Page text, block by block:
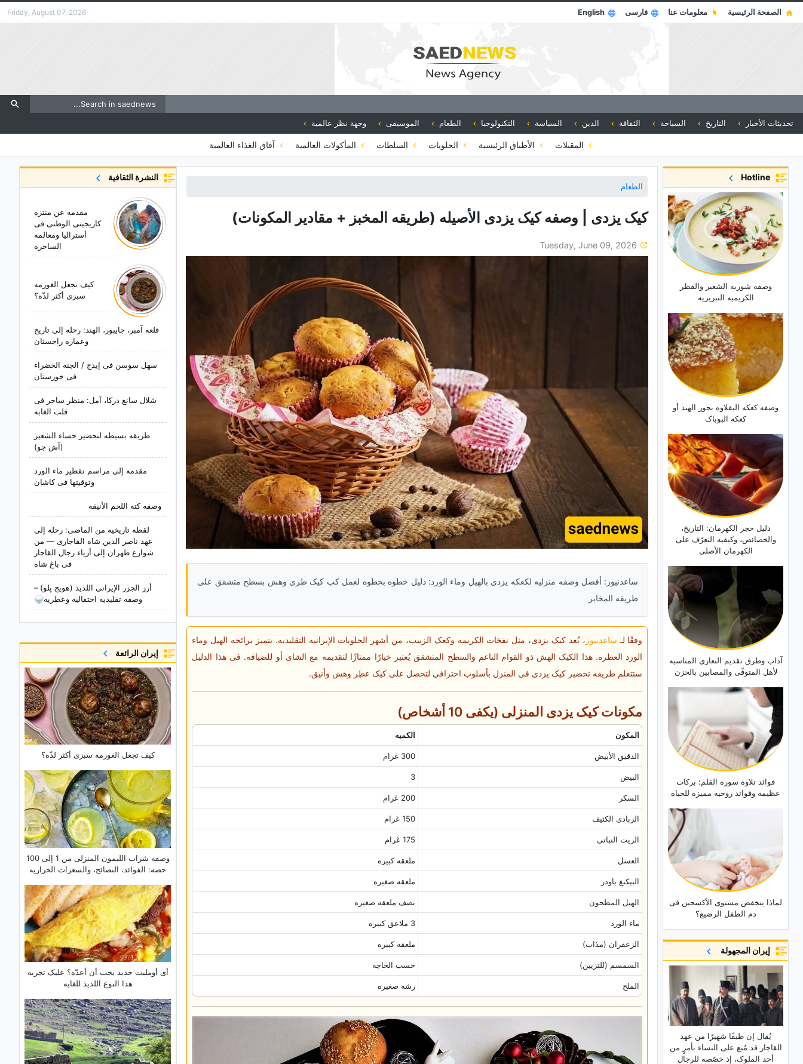
الصفحة الرئيسية معلومات عنا فارسی English
Friday, August 07, 2026
تحديثات الأخبار التاريخ السياحة الثقافة الدين السياسة التكنولوجيا الطعام الموسيقى وجهة نظر عالمية
المقبلات الأطباق الرئيسية الحلويات السلطات المأكولات العالمية آفاق الغذاء العالمية
الطعام
کیک یزدی | وصفه کیک یزدی الأصیله (طریقه المخبز + مقادیر المکونات)
ساعدنیوز: أفضل وصفه منزلیه لکعکه یزدی بالهیل وماء الورد: دلیل خطوه بخطوه لعمل کب کیک طری وهش بسطح متشقق على
طریقه المخابز
وفقًا لـ ساعدنیوز ، یُعد کیک یزدی، مثل نفخات الکریمه وکعک الزبیب، من أشهر الحلویات الإیرانیه التقلیدیه. یتمیز برائحه الهیل وماء
الورد العطره. هذا الکیک الهش ذو القوام الناعم والسطح المتشقق یُعتبر خیارًا ممتازًا لتقدیمه مع الشای أو للضیافه. فی هذا الدلیل
ستتعلم طریقه تحضیر کیک یزدی فی المنزل بأسلوب احترافی لتحصل على کیک عطِر وهش وأنیق.
مکونات کیک یزدی المنزلی (یکفی 10 أشخاص)
المکون الکمیه
الدقیق الأبیض 300 غرام
البیض 3
السکر 200 غرام
الزبادی الکثیف 150 غرام
الزیت النباتی 175 غرام
العسل ملعقه کبیره
البیکنغ باودر ملعقه صغیره
الهیل المطحون نصف ملعقه صغیره
ماء الورد 3 ملاعق کبیره
الزعفران (مذاب) ملعقه کبیره
السمسم (للتزیین) حسب الحاجه
الملح رشه صغیره
النشرة الثقافية
مقدمه عن منتزه
کاریجینی الوطنی فی
أسترالیا ومعالمه
الساحره
کیف تجعل الغورمه
سبزی أکثر لذّه؟
قلعه آمبر، جایبور، الهند: رحله إلى تاریخ
وعماره راجستان
سهل سوسن فی إیذج / الجنه الخضراء
فی خوزستان
شلال سانغ درکا، آمل: منظر ساحر فی
قلب الغابه
طریقه بسیطه لتحضیر حساء الشعیر
(آش جو)
مقدمه إلى مراسم تقطیر ماء الورد
وتوقیتها فی کاشان
وصفه کته اللحم الأنیقه
لقطه تاریخیه من الماضی: رحله إلى
عهد ناصر الدین شاه القاجاری — من
شوارع طهران إلى أزیاء رجال القاجار
فی باغ شاه
أرز الجزر الإیرانی اللذیذ (هویج پلو) –
وصفه تقلیدیه احتفالیه وعطریه🍚
إيران الرائعة
کیف تجعل الغورمه سبزی أکثر لذّه؟
وصفه شراب اللیمون المنزلی من 1 إلى 100
حصه: الفوائد، النصائح، والسعرات الحراریه
أی أوملیت جدید یجب أن أعدّه؟ علیک تجربه
هذا النوع اللذیذ للغایه
Hotline
وصفه شوربه الشعیر والفطر
الکریمیه التبریزیه
وصفه کعکه البقلاوه بجوز الهند أو
کعکه البوباک
دلیل حجر الکهرمان: التاریخ،
والخصائص، وکیفیه التعرّف على
الکهرمان الأصلی
آداب وطرق تقدیم التعازی المناسبه
لأهل المتوفّى والمصابین بالحزن
فوائد تلاوه سوره القلم: برکات
عظیمه وفوائد روحیه ممیزه للحیاه
لماذا ینخفض مستوى الأکسجین فی
دم الطفل الرضیع؟
إيران المجهولة
یُقال إن طبقًا شهیرًا من عهد
القاجار قد مُنع على النساء بأمرٍ من
أحد الملوک، إذ خصّصه للرجال